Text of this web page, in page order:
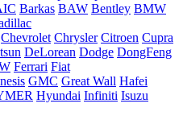
Barkas BAW Bentley BMW
Chevrolet Chrysler Citroen Cupra
DeLorean Dodge DongFeng
Ferrari Fiat
GMC Great Wall Hafei
Hyundai Infiniti Isuzu